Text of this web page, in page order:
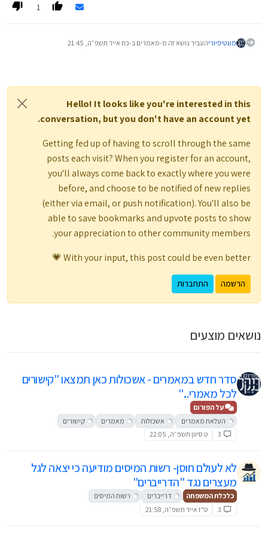
לעצמכם ולחיות מתוך חכמה – גם בכסף וגם בלב.
1
מונטיפיוריהעביר נושא זה מ-מאמרים ב-כח אייר תשפ״ה, 21:45
Hello! It looks like you're interested in this
conversation, but you don't have an account yet.
Getting fed up of having to scroll through the same
posts each visit? When you register for an account,
you'll always come back to exactly where you were
before, and choose to be notified of new replies
(either via email, or push notification). You'll also be
able to save bookmarks and upvote posts to show
your appreciation to other community members.
With your input, this post could be even better 💗
הרשמה התחברות
נושאים מוצעים
סדר חדש במאמרים - אשכולות כאן תמצאו "קישורים
לכל מאמרי..."
על הפורום
העלאת מאמרים
אשכולות מאמרים
קישורים
3
ט סיוון תשפ״ה, 22:05
לא לעולם חוסן- רשות המיסים מודיעה כי יצאה לגל
מעצרים נגד "הדרייברים"
כלכלת המשפחה דרייברים
רשות המיסים
3
ט"ז אייר תשפ״ה, 21:58